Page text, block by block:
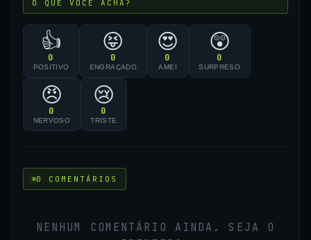
O QUE VOCÊ ACHA?
👍
0
POSITIVO
😝
0
ENGRAÇADO
😍
0
AMEI
😲
0
SURPRESO
😠
0
NERVOSO
😢
0
TRISTE
0 COMENTÁRIOS
NENHUM COMENTÁRIO AINDA. SEJA O